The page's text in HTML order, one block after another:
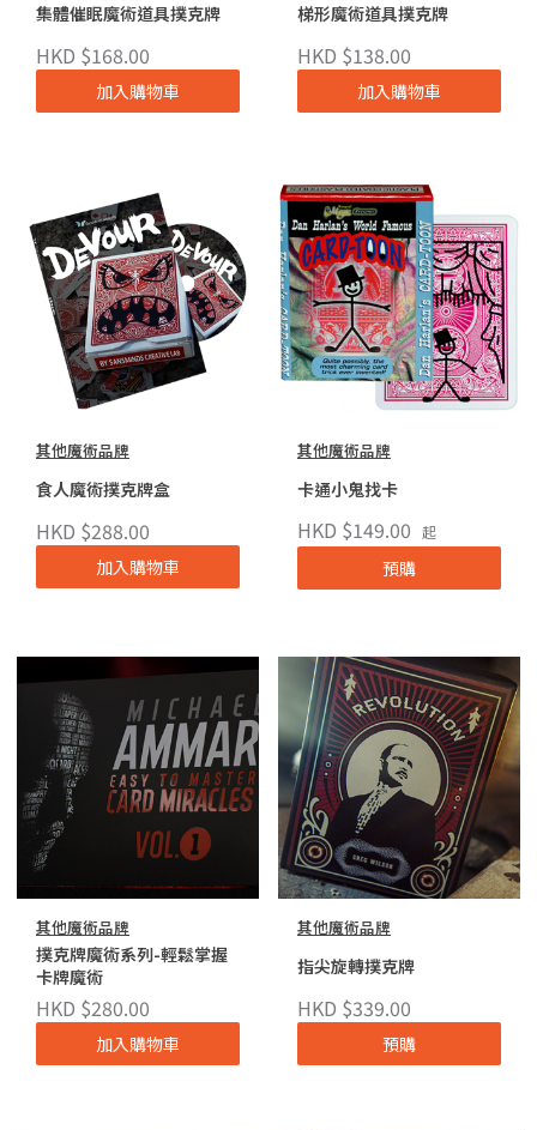
集體催眠魔術道具撲克牌
HKD $168.00
加入購物車
梯形魔術道具撲克牌
HKD $138.00
加入購物車
其他魔術品牌
食人魔術撲克牌盒
HKD $288.00
加入購物車
其他魔術品牌
卡通小鬼找卡
HKD $149.00 起
預購
其他魔術品牌
撲克牌魔術系列-輕鬆掌握
卡牌魔術
HKD $280.00
加入購物車
其他魔術品牌
指尖旋轉撲克牌
HKD $339.00
預購